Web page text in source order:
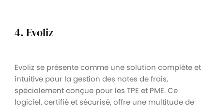
4. Evoliz
Evoliz se présente comme une solution complète et
intuitive pour la gestion des notes de frais,
spécialement conçue pour les TPE et PME. Ce
logiciel, certifié et sécurisé, offre une multitude de